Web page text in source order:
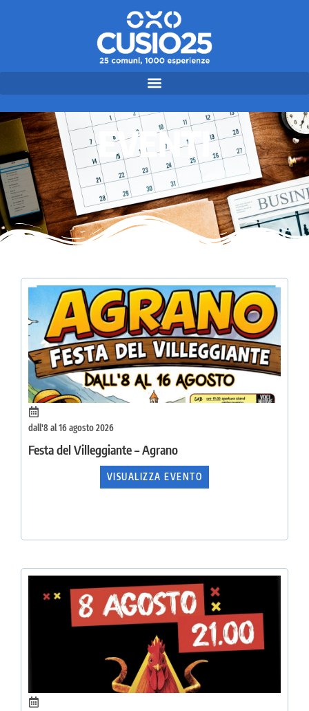
EVENTI
dall'8 al 16 agosto 2026
Festa del Villeggiante – Agrano
VISUALIZZA EVENTO